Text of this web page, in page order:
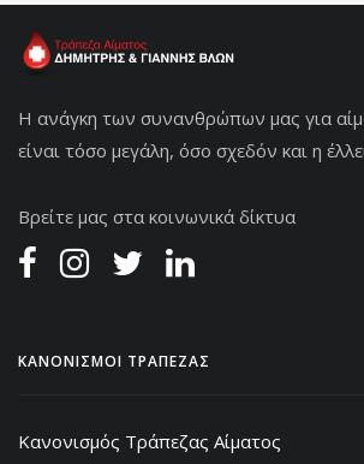
Η ανάγκη των συνανθρώπων μας για
είναι τόσο μεγάλη, όσο σχεδόν και η
Βρείτε μας στα κοινωνικά δίκτυα
ΚΑΝΟΝΙΣΜΟΙ ΤΡΑΠΕΖΑΣ
Κανονισμός Τράπεζας Αίματος